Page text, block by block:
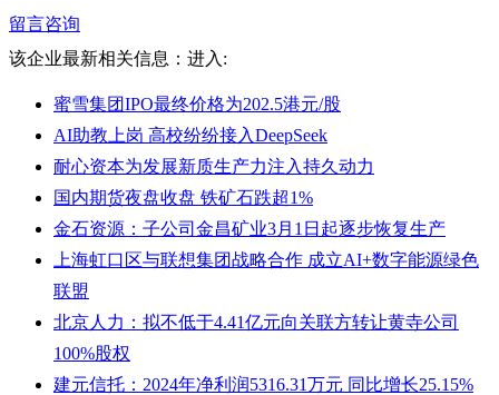
留言咨询
该企业最新相关信息： 进入:
蜜雪集团IPO最终价格为202.5港元/股
AI助教上岗 高校纷纷接入DeepSeek
耐心资本为发展新质生产力注入持久动力
国内期货夜盘收盘 铁矿石跌超1%
金石资源：子公司金昌矿业3月1日起逐步恢复生产
上海虹口区与联想集团战略合作 成立AI+数字能源绿色
联盟
北京人力：拟不低于4.41亿元向关联方转让黄寺公司
100%股权
建元信托：2024年净利润5316.31万元 同比增长25.15%